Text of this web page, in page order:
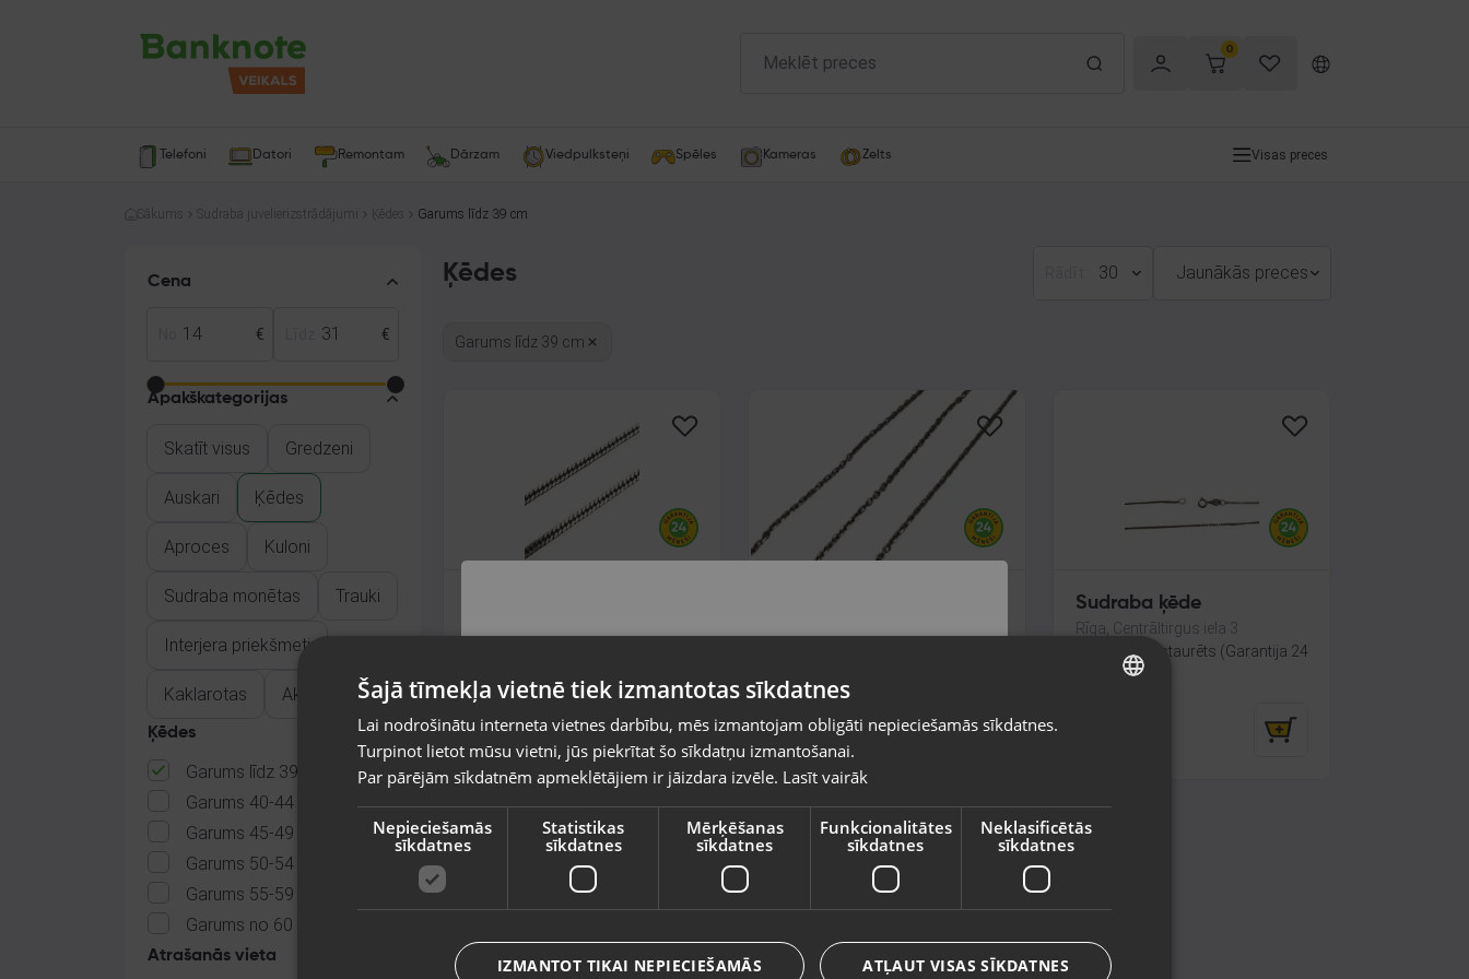
0
Telefoni Datori Remontam Dārzam Viedpulksteņi Spēles Kameras Zelts Visas preces
Sākums Sudraba juvelierizstrādājumi Ķēdes Garums līdz 39 cm
Cena
€ €
Apakškategorijas
Skatīt visus Gredzeni
Auskari Ķēdes
Aproces Kuloni
Sudraba monētas Trauki
Interjera priekšmeti
Kaklarotas Aksesuāri
Ķēdes
Garums līdz 39 cm
Garums 40-44 cm
Garums 45-49 cm
Garums 50-54 cm
Garums 55-59 cm
Garums no 60 cm
Atrašanās vieta
Ķēdes 30 Jaunākās preces
Garums līdz 39 cm
31.00 29.00€
Sudraba ķēde
Rīga, Centrāltirgus iela 3
Stāvoklis Restaurēts (Garantija 24
mēneši)
valsti
Vietnes saturs būs attēlots izvēlētajā valodā
Valsts
Valoda
Latviešu / Latvian
Šajā tīmekļa vietnē tiek izmantotas sīkdatnes
Lai nodrošinātu interneta vietnes darbību, mēs izmantojam obligāti nepieciešamās sīkdatnes.
Turpinot lietot mūsu vietni, jūs piekrītat šo sīkdatņu izmantošanai.
Par pārējām sīkdatnēm apmeklētājiem ir jāizdara izvēle. Lasīt vairāk
Nepieciešamās
sīkdatnes
Statistikas
sīkdatnes
Mērķēšanas
sīkdatnes
Funkcionalitātes
sīkdatnes
Neklasificētās
sīkdatnes
ATĻAUT VISAS SĪKDATNES
IZMANTOT TIKAI NEPIECIEŠAMĀS